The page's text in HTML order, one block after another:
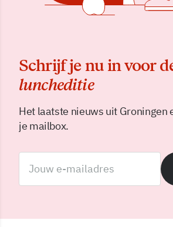
Schrijf je nu in voor
luncheditie
Het laatste nieuws uit Groningen
je mailbox.